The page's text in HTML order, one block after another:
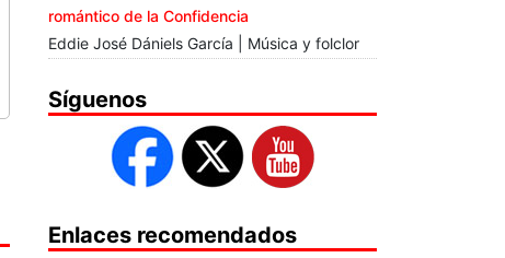
romántico de la Confidencia
Eddie José Dániels García | Música y folclor
Síguenos
Enlaces recomendados